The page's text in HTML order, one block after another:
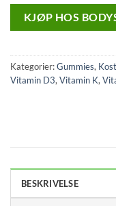
KJØP HOS
Kategorier:Gummies,
Vitamin D3,Vitamin K,
BESKRIVELSE